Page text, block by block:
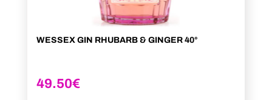
WESSEX GIN RHUBARB & GINGER 40°
49.50€